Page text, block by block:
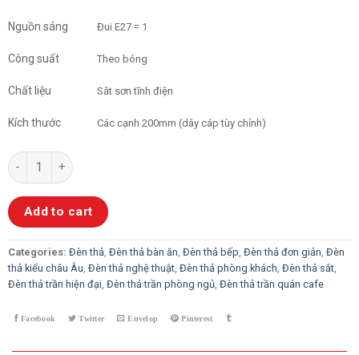
Nguồn sáng Đui E27 = 1
Công suất Theo bóng
Chất liệu Sắt sơn tĩnh điện
Kích thước Các cạnh 200mm (dây cáp tùy chỉnh)
Đèn Thả Đơn Hiện Đại Tam Giác quantity
Add to cart
Categories: Đèn thả, Đèn thả bàn ăn, Đèn thả bếp, Đèn thả đơn giản, Đèn
thả kiểu châu Âu, Đèn thả nghệ thuật, Đèn thả phòng khách, Đèn thả sắt,
Đèn thả trần hiện đại, Đèn thả trần phòng ngủ, Đèn thả trần quán cafe